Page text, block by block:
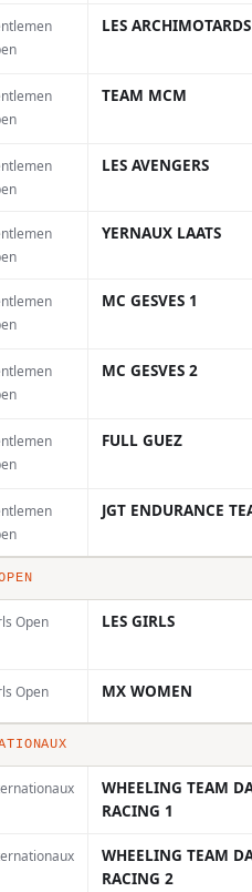
LES ARCHIMOTARDS
TEAM MCM
LES AVENGERS
YERNAUX LAATS
MC GESVES 1
MC GESVES 2
FULL GUEZ
JGT ENDURANCE
Open LES GIRLS
Open MX WOMEN
WHEELING TEAM
RACING 1
WHEELING TEAM
RACING 2
Jeffrey Herlings
n’est pas mal. Je l’ai
fort pour gagner.
remporté la
– la première
victoire de la
évidemment très bien